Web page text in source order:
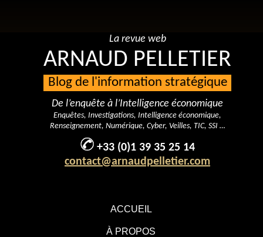
ACCUEIL
À PROPOS
La revue web
ARNAUD PELLETIER
Blog de l'information stratégique
De l’enquête à l’Intelligence économique
Enquêtes, Investigations, Intelligence économique,
Renseignement, Numérique, Cyber, Veilles, TIC, SSI …
+33 (0)1 39 35 25 14
contact@arnaudpelletier.com